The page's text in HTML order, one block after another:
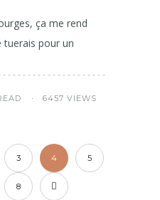
ça me rend
tuerais pour un
6457 VIEWS
3 4 5
8